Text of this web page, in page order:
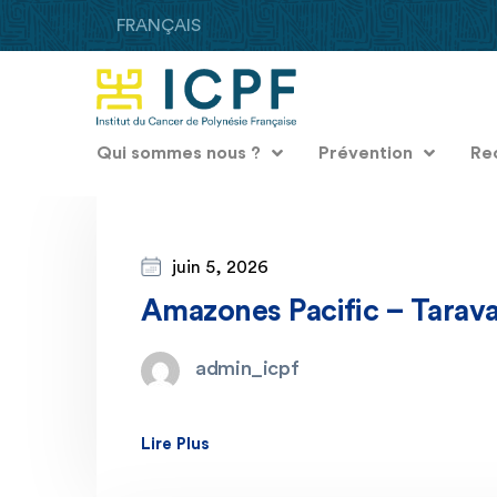
FRANÇAIS
Qui sommes nous ? Prévention
juin 5, 2026
Amazones Pacific –
admin_icpf
Lire Plus